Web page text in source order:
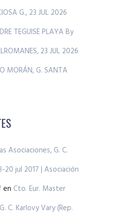
G., 23 JUL 2026
TEGUISE PLAYA By
23 JUL 2026
MORÁN, G. SANTA
Asociaciones, G. C.
20 jul 2017 | Asociación
en Cto. Eur. Master
C. Karlovy Vary (Rep.